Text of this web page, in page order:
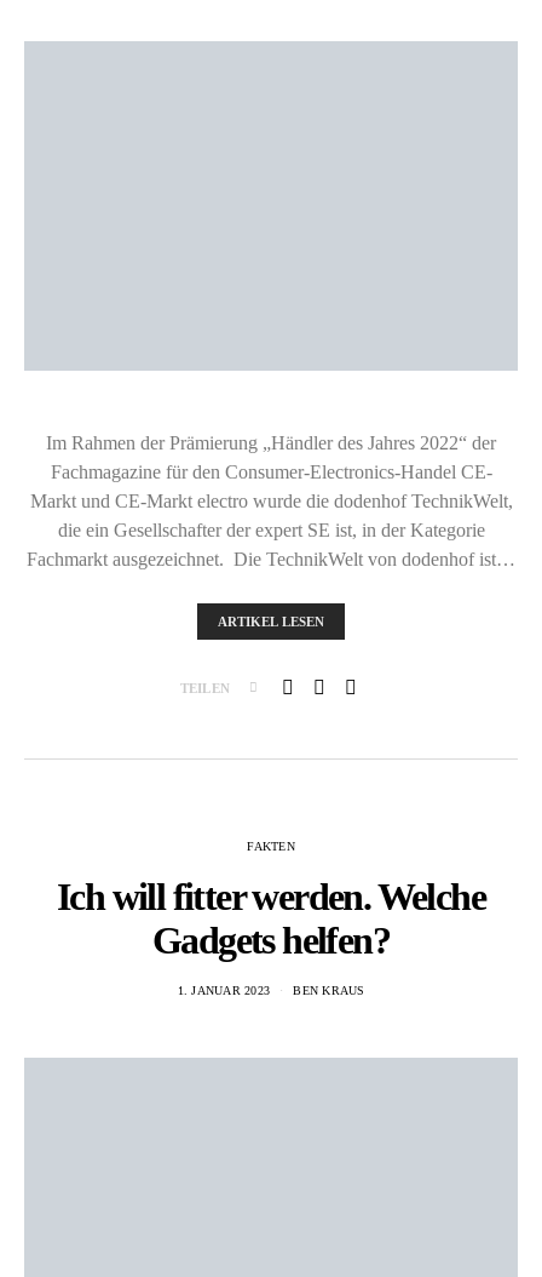
Im Rahmen der Prämierung „Händler des Jahres 2022“ der
Fachmagazine für den Consumer-Electronics-Handel CE-
Markt und CE-Markt electro wurde die dodenhof TechnikWelt,
die ein Gesellschafter der expert SE ist, in der Kategorie
Fachmarkt ausgezeichnet. Die TechnikWelt von dodenhof ist…
ARTIKEL LESEN
TEILEN
FAKTEN
Ich will fitter werden. Welche
Gadgets helfen?
1. JANUAR 2023 BEN KRAUS